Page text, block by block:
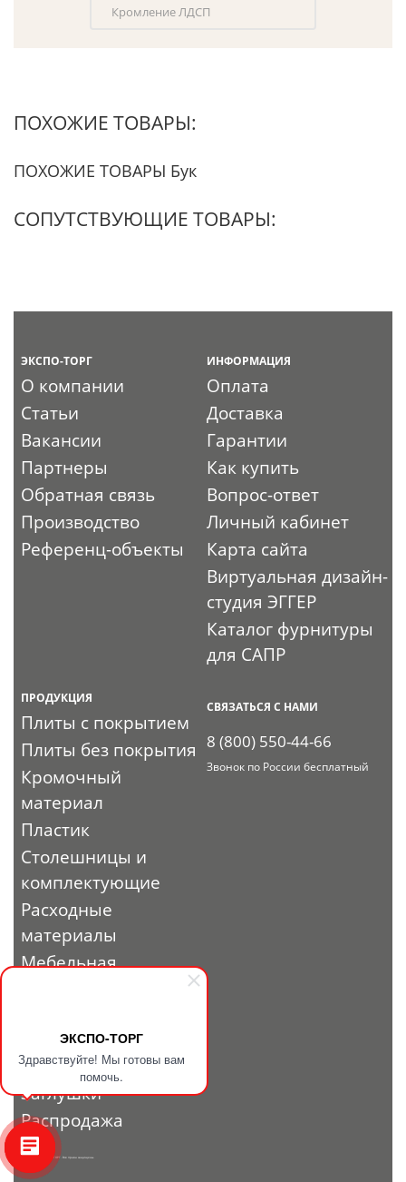
ЭКСПО-ТОРГ
Здравствуйте! Мы готовы вам
помочь.
Кромление ЛДСП
ПОХОЖИЕ ТОВАРЫ:
ПОХОЖИЕ ТОВАРЫ Бук
СОПУТСТВУЮЩИЕ ТОВАРЫ:
ЭКСПО-ТОРГ
О компании
Статьи
Вакансии
Партнеры
Обратная связь
Производство
Референц-объекты
ИНФОРМАЦИЯ
Оплата
Доставка
Гарантии
Как купить
Вопрос-ответ
Личный кабинет
Карта сайта
Виртуальная дизайн-
студия ЭГГЕР
Каталог фурнитуры
для САПР
ПРОДУКЦИЯ
Плиты с покрытием
Плиты без покрытия
Кромочный
материал
Пластик
Столешницы и
комплектующие
Расходные
материалы
Мебельная
профиль и
фурнитура
Заглушки
Распродажа
СВЯЗАТЬСЯ С НАМИ
8 (800) 550-44-66
Звонок по России бесплатный
© 2010 - 2026. ЭКСПО-ТОРГ. Все права защищены.